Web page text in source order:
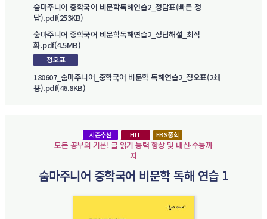
숨마주니어 중학국어 비문학독해연습2_정답표(빠른 정
답).pdf(253KB)
숨마주니어 중학국어 비문학독해연습2_정답해설_최적
화.pdf(4.5MB)
정오표
180607_숨마주니어_중학국어 비문학 독해연습2_정오표(2쇄
용).pdf(46.8KB)
시즌추천 HIT EBS중학
모든 공부의 기본! 글 읽기 능력 향상 및 내신·수능까
지
숨마주니어 중학국어 비문학 독해 연습 1